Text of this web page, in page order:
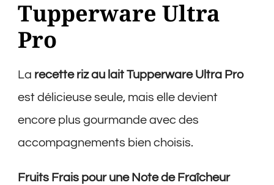
Tupperware Ultra
Pro
La recette riz au lait Tupperware Ultra Pro
est délicieuse seule, mais elle devient
encore plus gourmande avec des
accompagnements bien choisis.
Fruits Frais pour une Note de Fraîcheur